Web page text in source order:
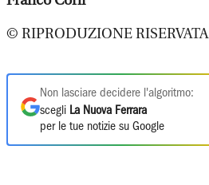
© RIPRODUZIONE RISERVATA
Non lasciare decidere l'algoritmo:
scegli La Nuova Ferrara
per le tue notizie su Google